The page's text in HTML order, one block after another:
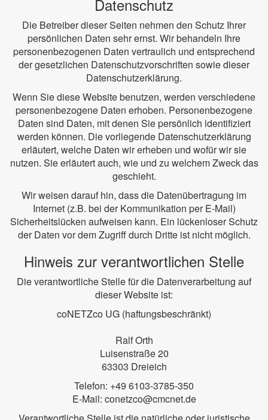
Datenschutz
Die Betreiber dieser Seiten nehmen den Schutz Ihrer
persönlichen Daten sehr ernst. Wir behandeln Ihre
personenbezogenen Daten vertraulich und entsprechend
der gesetzlichen Datenschutzvorschriften sowie dieser
Datenschutzerklärung.
Wenn Sie diese Website benutzen, werden verschiedene
personenbezogene Daten erhoben. Personenbezogene
Daten sind Daten, mit denen Sie persönlich identifiziert
werden können. Die vorliegende Datenschutzerklärung
erläutert, welche Daten wir erheben und wofür wir sie
nutzen. Sie erläutert auch, wie und zu welchem Zweck das
geschieht.
Wir weisen darauf hin, dass die Datenübertragung im
Internet (z.B. bei der Kommunikation per E-Mail)
Sicherheitslücken aufweisen kann. Ein lückenloser Schutz
der Daten vor dem Zugriff durch Dritte ist nicht möglich.
Hinweis zur verantwortlichen Stelle
Die verantwortliche Stelle für die Datenverarbeitung auf
dieser Website ist:
coNETZco UG (haftungsbeschränkt)
Ralf Orth
Luisenstraße 20
63303 Dreieich
Telefon: +49 6103-3785-350
E-Mail: conetzco@cmcnet.de